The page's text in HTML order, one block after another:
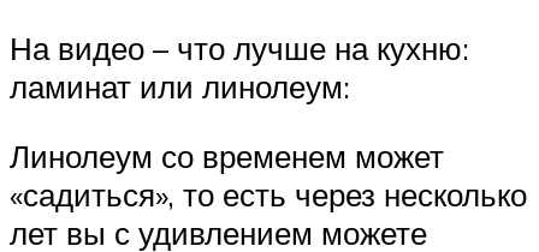
На видео – что лучше на кухню:
ламинат или линолеум:
Линолеум со временем может
«садиться», то есть через несколько
лет вы с удивлением можете